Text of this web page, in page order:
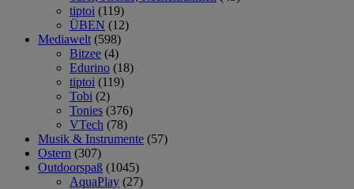
tiptoi (119)
ÜBEN (12)
Mediawelt (598)
Bitzee (4)
Edurino (18)
tiptoi (119)
Tobi (2)
Tonies (376)
VTech (78)
Musik & Instrumente (57)
Ostern (307)
Outdoorspaß (1045)
AquaPlay (27)